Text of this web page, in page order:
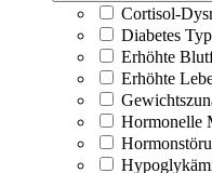
Cortisol-
Diabetes
Erhöhte
Erhöhte
Hormonelle